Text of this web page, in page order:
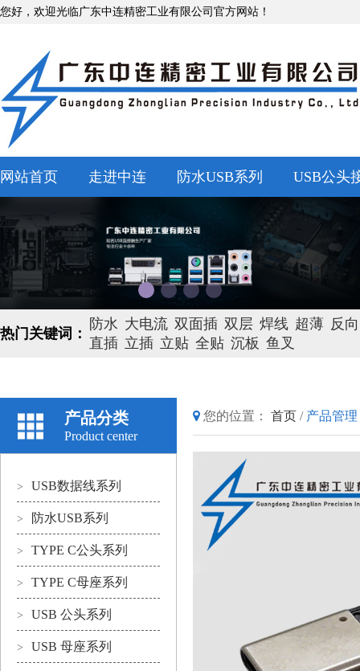
您好，欢迎光临广东中连精密工业有限公司官方网站！
网站首页 走进中连 防水USB系列 USB公头
热门关键词：
防水 大电流 双面插 双层 焊线 超薄 反向
直插 立插 立贴 全贴 沉板 鱼叉
产品分类
Product center
> USB数据线系列
> 防水USB系列
> TYPE C公头系列
> TYPE C母座系列
> USB 公头系列
> USB 母座系列
您的位置： 首页 / 产品管理